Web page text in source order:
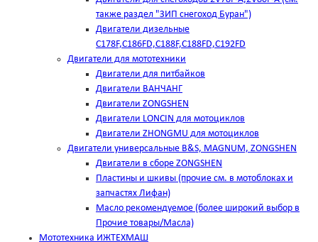
также раздел "ЗИП снегоход Буран")
Двигатели дизельные
C178F,С186FD,C188F,C188FD,C192FD
Двигатели для мототехники
Двигатели для питбайков
Двигатели ВАНЧАНГ
Двигатели ZONGSHEN
Двигатели LONCIN для мотоциклов
Двигатели ZHONGMU для мотоциклов
Двигатели универсальные B&S, MAGNUM, ZONGSHEN
Двигатели в сборе ZONGSHEN
Пластины и шкивы (прочие см. в мотоблоках и
запчастях Лифан)
Масло рекомендуемое (более широкий выбор в
Прочие товары/Масла)
Мототехника ИЖТЕХМАШ